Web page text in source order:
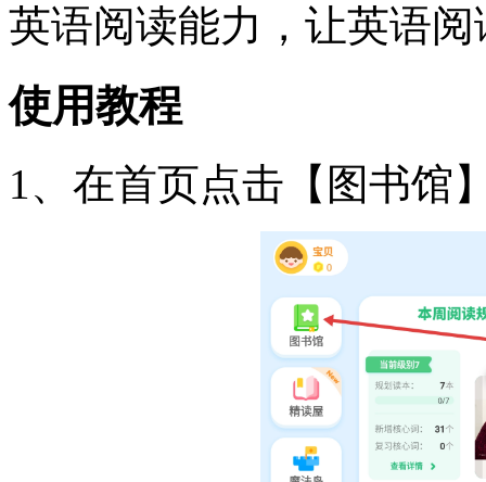
英语阅读能力，让英语
使用教程
1、在首页点击【图书馆